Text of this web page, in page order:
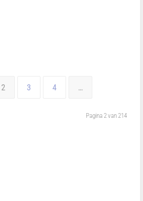
2 3 4 …
Pagina 2 van 214